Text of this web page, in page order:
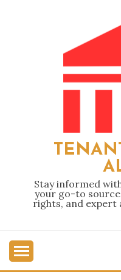
Stay informed
your go-to
rights, and expert